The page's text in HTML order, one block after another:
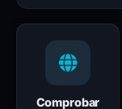
Comprobar